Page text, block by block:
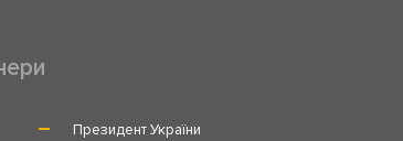
Президент України